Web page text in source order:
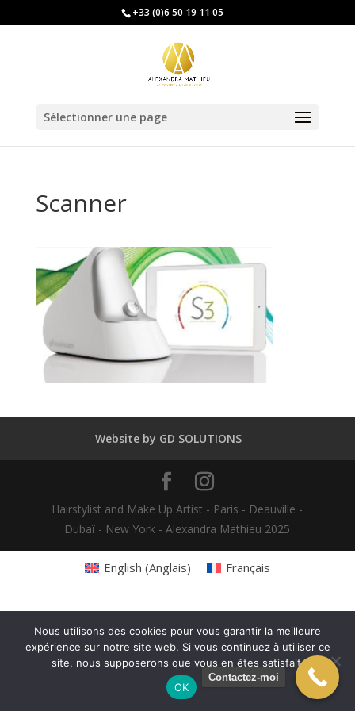
+33 (0)6 50 19 11 05
Sélectionner une page
Scanner
Website by GD SOLUTIONS
Hairstylist and Make Up Artist - Paris - Deauville -
Dubaï - New York - Alexandra Mathieu 2025
Contactez-moi
English (Anglais) Français
Nous utilisons des cookies pour vous garantir la meilleure
expérience sur notre site web. Si vous continuez à utiliser ce
site, nous supposerons que vous en êtes satisfait.
OK